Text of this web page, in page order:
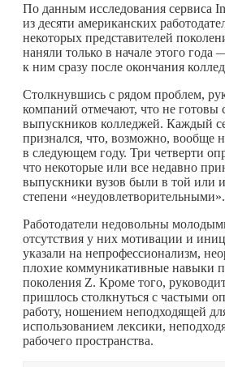
По данным исследования сервиса
из десяти американских
некоторых представителей
наняли только в начале этого
к ним сразу после окончания
Столкнувшись с рядом проблем,
компаний отмечают, что не готовы
выпускников колледжей. Каждый
признался, что, возможно, вообще
в следующем году. Три четверти
что некоторые или все недавно
выпускники вузов были в той или
степени «неудовлетворительными».
Работодатели недовольны
отсутствия у них мотивации и
указали на непрофессионализм,
плохие коммуникативные навыки
поколения Z. Кроме того,
пришлось столкнуться с частыми
работу, ношением неподходящей
использованием лексики,
рабочего пространства.